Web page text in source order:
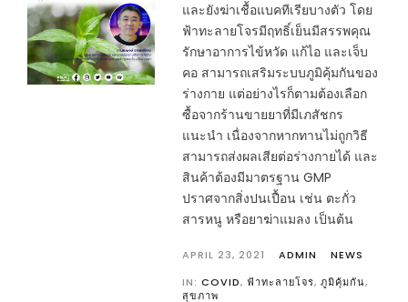
และยังฆ่าเชื้อแบคทีเรียบางตัว โดย
ฟ้าทะลายโจรมีฤทธิ์เย็นมีสรรพคุณ
รักษาอาการไข้หวัด แก้ไอ และเจ็บ
คอ สามารถเสริมระบบภูมิคุ้มกันของ
ร่างกาย แต่อย่างไรก็ตามต้องเลือก
ซื้อจากร้านขายยาที่มีเภสัชกร
แนะนำ เนื่องจากหากทานไม่ถูกวิธี
สามารถส่งผลเสียต่อร่างกายได้ และ
สินค้าต้องมีมาตรฐาน GMP
ปราศจากสิ่งปนเปื้อน เช่น ตะกั่ว
สารหนู หรือยาฆ่าแมลง เป็นต้น
APRIL 23, 2021 ADMIN
NEWS
IN: COVID, ฟ้าทะลายโจร, ภูมิคุ้มกัน,
สุขภาพ